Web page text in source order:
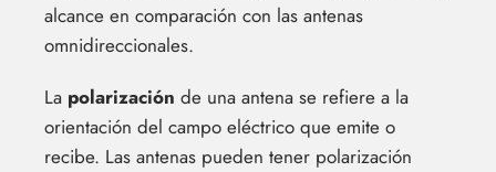
alcance en comparación con las antenas
omnidireccionales.
La polarización de una antena se refiere a la
orientación del campo eléctrico que emite o
recibe. Las antenas pueden tener polarización